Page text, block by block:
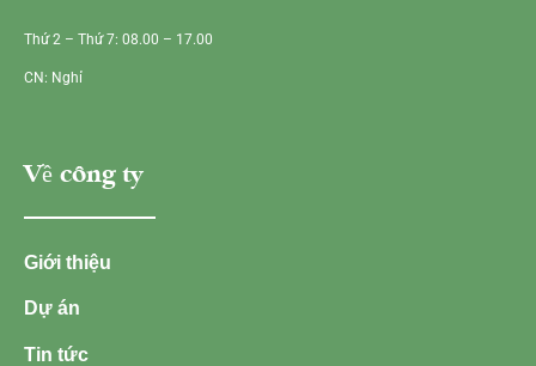
Thứ 2 – Thứ 7: 08.00 – 17.00
CN: Nghỉ
Về công ty
Giới thiệu
Dự án
Tin tức